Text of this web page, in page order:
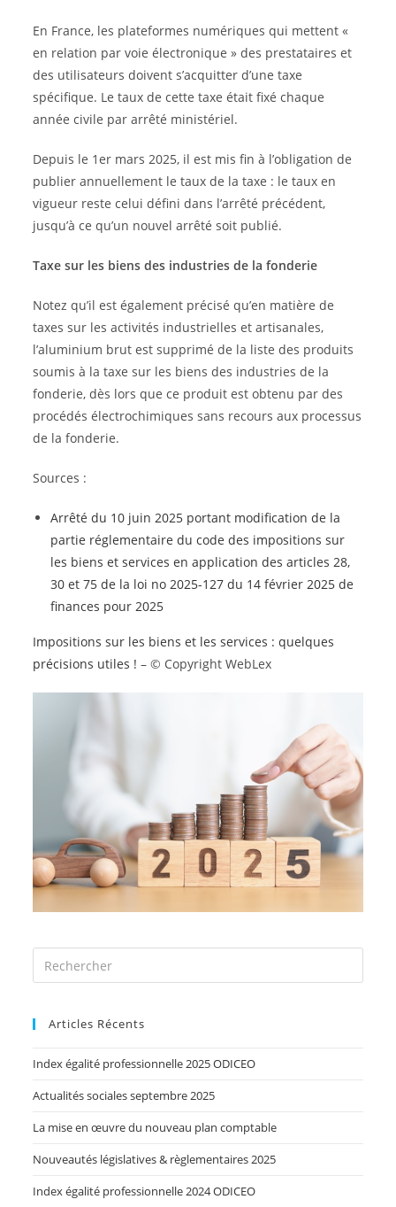
En France, les plateformes numériques qui mettent «
en relation par voie électronique » des prestataires et
des utilisateurs doivent s’acquitter d’une taxe
spécifique. Le taux de cette taxe était fixé chaque
année civile par arrêté ministériel.
Depuis le 1er mars 2025, il est mis fin à l’obligation de
publier annuellement le taux de la taxe : le taux en
vigueur reste celui défini dans l’arrêté précédent,
jusqu’à ce qu’un nouvel arrêté soit publié.
Taxe sur les biens des industries de la fonderie
Notez qu’il est également précisé qu’en matière de
taxes sur les activités industrielles et artisanales,
l’aluminium brut est supprimé de la liste des produits
soumis à la taxe sur les biens des industries de la
fonderie, dès lors que ce produit est obtenu par des
procédés électrochimiques sans recours aux processus
de la fonderie.
Sources :
Arrêté du 10 juin 2025 portant modification de la
partie réglementaire du code des impositions sur
les biens et services en application des articles 28,
30 et 75 de la loi no 2025-127 du 14 février 2025 de
finances pour 2025
Impositions sur les biens et les services : quelques
précisions utiles ! – © Copyright WebLex
Articles Récents
Index égalité professionnelle 2025 ODICEO
Actualités sociales septembre 2025
La mise en œuvre du nouveau plan comptable
Nouveautés législatives & règlementaires 2025
Index égalité professionnelle 2024 ODICEO